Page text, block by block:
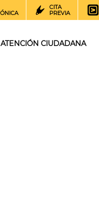
CITA
PREVIA
ATENCIÓN CIUDADANA